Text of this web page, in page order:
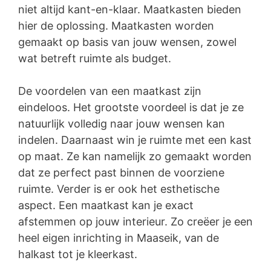
niet altijd kant-en-klaar. Maatkasten bieden
hier de oplossing. Maatkasten worden
gemaakt op basis van jouw wensen, zowel
wat betreft ruimte als budget.
De voordelen van een maatkast zijn
eindeloos. Het grootste voordeel is dat je ze
natuurlijk volledig naar jouw wensen kan
indelen. Daarnaast win je ruimte met een kast
op maat. Ze kan namelijk zo gemaakt worden
dat ze perfect past binnen de voorziene
ruimte. Verder is er ook het esthetische
aspect. Een maatkast kan je exact
afstemmen op jouw interieur. Zo creëer je een
heel eigen inrichting in Maaseik, van de
halkast tot je kleerkast.